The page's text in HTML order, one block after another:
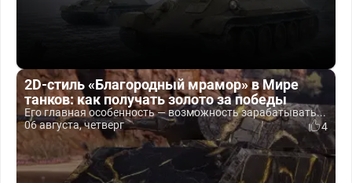
2D-стиль «Благородный мрамор» в Мире
танков: как получать золото за победы
Его главная особенность — возможность зарабатывать...
06 августа, четверг
4